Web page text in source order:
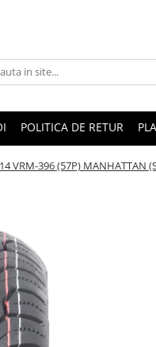
POLITICA DE RETUR
VRM-396 (57P) MANHATTAN